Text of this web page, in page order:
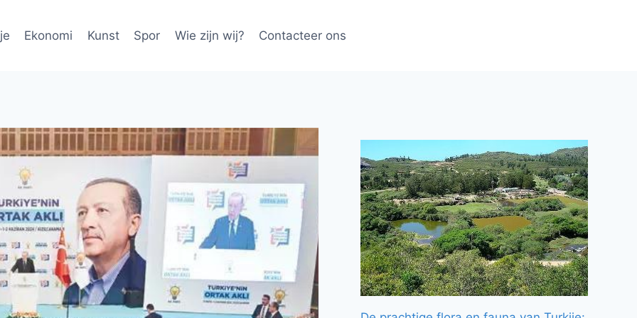
Ekonomi Kunst Spor Wie zijn wij? Contacteer ons